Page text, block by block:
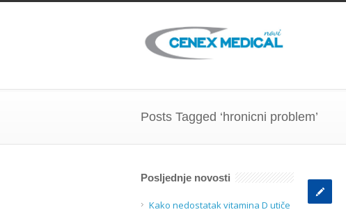
Posts Tagged ‘hronicni problem’
Posljednje novosti
Kako nedostatak vitamina D utiče